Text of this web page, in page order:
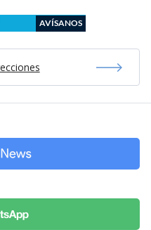
AVÍSANOS